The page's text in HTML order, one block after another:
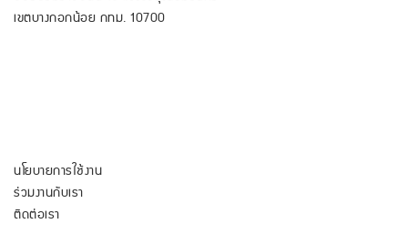
เขตบางกอกน้อย กทม. 10700
นโยบายการใช้งาน
ร่วมงานกับเรา
ติดต่อเรา